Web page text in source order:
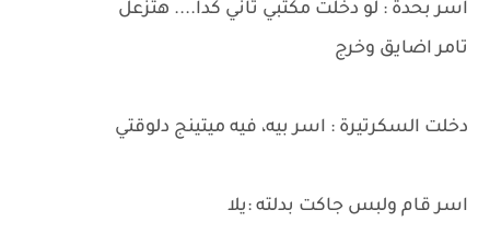
اسر بحدة : لو دخلت مكتبي تاني كدا.... هتزعل
تامر اضايق وخرج
دخلت السكرتيرة : اسر بيه، فيه ميتينج دلوقتي
اسر قام ولبس جاكت بدلته :يلا